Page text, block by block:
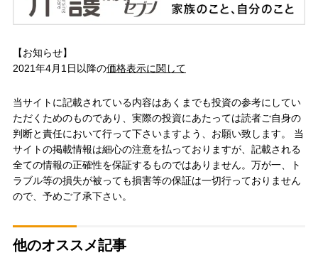
【お知らせ】
2021年4月1日以降の価格表示に関して
当サイトに記載されている内容はあくまでも投資の参考にしてい
ただくためのものであり、実際の投資にあたっては読者ご自身の
判断と責任において行って下さいますよう、お願い致します。 当
サイトの掲載情報は細心の注意を払っておりますが、記載される
全ての情報の正確性を保証するものではありません。万が一、ト
ラブル等の損失が被っても損害等の保証は一切行っておりません
ので、予めご了承下さい。
他のオススメ記事